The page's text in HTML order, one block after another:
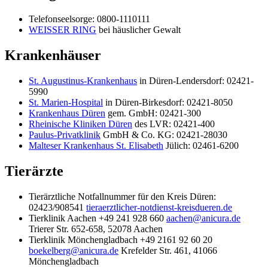
Telefonseelsorge: 0800-1110111
WEISSER RING bei häuslicher Gewalt
Krankenhäuser
St. Augustinus-Krankenhaus in Düren-Lendersdorf: 02421-
5990
St. Marien-Hospital in Düren-Birkesdorf: 02421-8050
Krankenhaus Düren gem. GmbH: 02421-300
Rheinische Kliniken Düren des LVR: 02421-400
Paulus-Privatklinik GmbH & Co. KG: 02421-28030
Malteser Krankenhaus St. Elisabeth Jülich: 02461-6200
Tierärzte
Tierärztliche Notfallnummer für den Kreis Düren:
02423/908541 tieraerztlicher-notdienst-kreisdueren.de
Tierklinik Aachen +49 241 928 660 aachen@anicura.de
Trierer Str. 652-658, 52078 Aachen
Tierklinik Mönchengladbach +49 2161 92 60 20
boekelberg@anicura.de Krefelder Str. 461, 41066
Mönchengladbach